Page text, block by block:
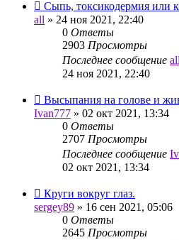
Сыпь, токсикодермия или
all » 24 ноя 2021, 22:40
0 Ответы
2903 Просмотры
Последнее сообщение all
24 ноя 2021, 22:40
Высыпания на голове и
Ivan777 » 02 окт 2021, 13:34
0 Ответы
2707 Просмотры
Последнее сообщение
02 окт 2021, 13:34
Круги вокруг глаз.
sergey89 » 16 сен 2021, 05:06
0 Ответы
2645 Просмотры